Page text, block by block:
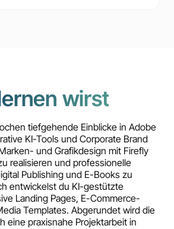
wirst
tiefgehende Einblicke in Adobe
KI-Tools und Corporate Brand
und Grafikdesign mit Firefly
realisieren und professionelle
Publishing und E-Books zu
entwickelst du KI-gestützte
Landing Pages, E-Commerce-
Templates. Abgerundet wird die
eine praxisnahe Projektarbeit in